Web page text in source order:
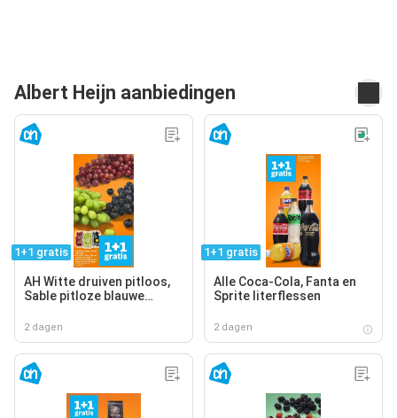
Albert Heijn aanbiedingen
1+1 gratis
AH Witte druiven pitloos,
Sable pitloze blauwe
pitloze rode druiven
2 dagen
1+1 gratis
Alle Coca-Cola, Fanta en
Sprite literflessen
2 dagen